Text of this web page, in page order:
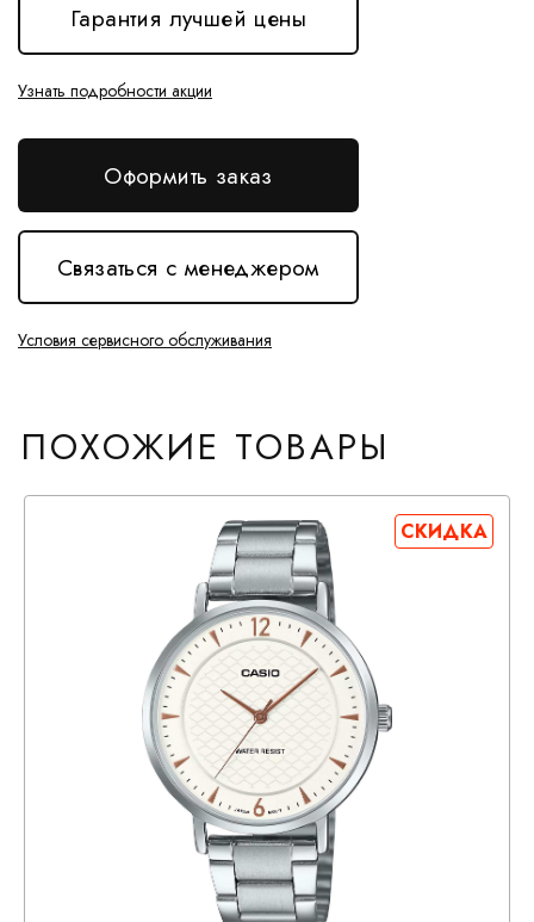
Гарантия лучшей цены
Узнать подробности акции
Оформить заказ
Связаться с менеджером
Условия сервисного обслуживания
ПОХОЖИЕ ТОВАРЫ
СКИДКА